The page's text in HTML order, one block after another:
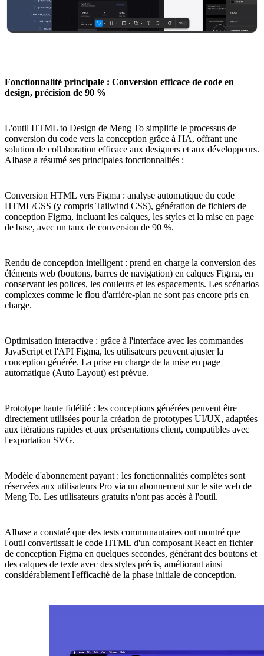
Fonctionnalité principale : Conversion efficace de code en
design, précision de 90 %
L'outil HTML to Design de Meng To simplifie le processus de
conversion du code vers la conception grâce à l'IA, offrant une
solution de collaboration efficace aux designers et aux développeurs.
AIbase a résumé ses principales fonctionnalités :
Conversion HTML vers Figma : analyse automatique du code
HTML/CSS (y compris Tailwind CSS), génération de fichiers de
conception Figma, incluant les calques, les styles et la mise en page
de base, avec un taux de conversion de 90 %.
Rendu de conception intelligent : prend en charge la conversion des
éléments web (boutons, barres de navigation) en calques Figma, en
conservant les polices, les couleurs et les espacements. Les scénarios
complexes comme le flou d'arrière-plan ne sont pas encore pris en
charge.
Optimisation interactive : grâce à l'interface avec les commandes
JavaScript et l'API Figma, les utilisateurs peuvent ajuster la
conception générée. La prise en charge de la mise en page
automatique (Auto Layout) est prévue.
Prototype haute fidélité : les conceptions générées peuvent être
directement utilisées pour la création de prototypes UI/UX, adaptées
aux itérations rapides et aux présentations client, compatibles avec
l'exportation SVG.
Modèle d'abonnement payant : les fonctionnalités complètes sont
réservées aux utilisateurs Pro via un abonnement sur le site web de
Meng To. Les utilisateurs gratuits n'ont pas accès à l'outil.
AIbase a constaté que des tests communautaires ont montré que
l'outil convertissait le code HTML d'un composant React en fichier
de conception Figma en quelques secondes, générant des boutons et
des calques de texte avec des styles précis, améliorant ainsi
considérablement l'efficacité de la phase initiale de conception.